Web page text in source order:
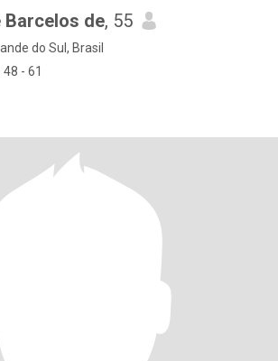
Barcelos de, 55
do Sul, Brasil
- 61